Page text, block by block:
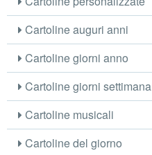
Cartoline auguri anni
Cartoline giorni anno
Cartoline giorni settimana
Cartoline musicali
Cartoline del giorno